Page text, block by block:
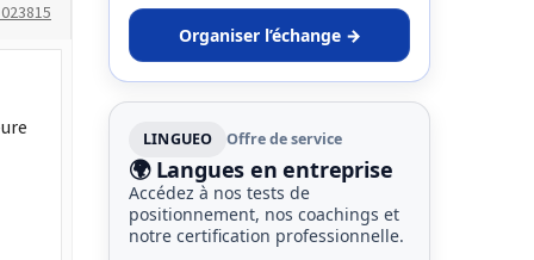
Organiser l’échange →
LINGUEO Offre de service
🌍 Langues en entreprise
Accédez à nos tests de
positionnement, nos coachings et
notre certification professionnelle.